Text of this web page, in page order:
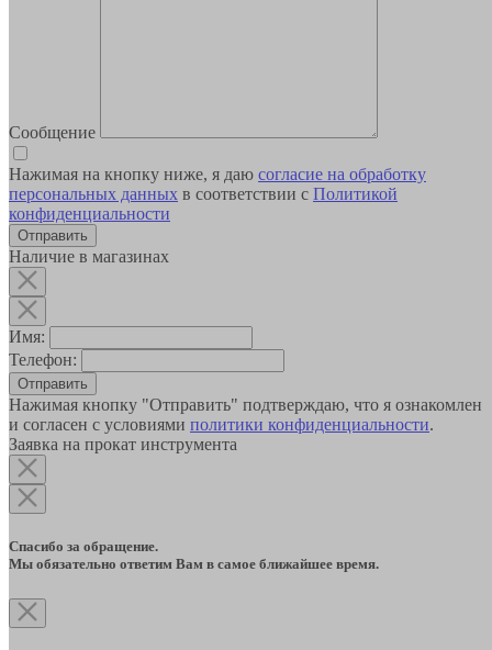
Сообщение
Нажимая на кнопку ниже, я даю согласие на обработку
персональных данных в соответствии с Политикой
конфиденциальности
Наличие в магазинах
Имя:
Телефон:
Отправить
Нажимая кнопку "Отправить" подтверждаю, что я ознакомлен
и согласен с условиями политики конфиденциальности.
Заявка на прокат инструмента
Спасибо за обращение.
Мы обязательно ответим Вам в самое ближайшее время.